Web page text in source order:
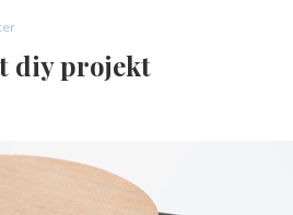
diy projekt